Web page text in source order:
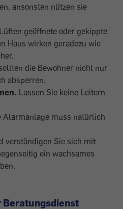
ansonsten nützen sie
geöffnete oder gekippte
Haus wirken geradezu wie
die Bewohner nicht nur
absperren.
Lassen Sie keine Leitern
Alarmanlage muss natürlich
verständigen Sie sich mit
ein wachsames